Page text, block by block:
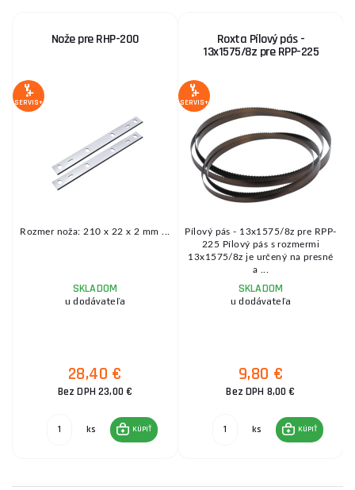
Nože pre RHP-200
SERVIS+
Rozmer noža: 210 x 22 x 2 mm ...
SKLADOM
u dodávateľa
28,40 €
Bez DPH 23,00 €
ks KÚPIŤ
Roxta Pílový pás -
13x1575/8z pre RPP-225
SERVIS+
Pílový pás - 13x1575/8z pre RPP-
225 Pílový pás s rozmermi
13x1575/8z je určený na presné
a ...
SKLADOM
u dodávateľa
9,80 €
Bez DPH 8,00 €
ks KÚPIŤ